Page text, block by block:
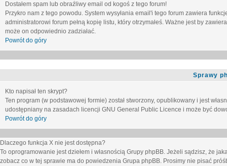
Dostałem spam lub obraźliwy email od kogoś z tego forum!
Przykro nam z tego powodu. System wysyłania email'i tego forum zawiera
administratorowi forum pełną kopię listu, który otrzymałeś. Ważne jest by
może on odpowiednio zadziałać.
Powrót do góry
Sprawy
Kto napisał ten skrypt?
Ten program (w podstawowej formie) został stworzony, opublikowany i jest
udostępniany na zasadach licencji GNU General Public Licence i może być
Powrót do góry
Dlaczego funkcja X nie jest dostępna?
To oprogramowanie jest dziełem i własnością Grupy phpBB. Jeżeli sądzisz, że
zobacz co w tej sprawie ma do powiedzenia Grupa phpBB. Prosimy nie pisać